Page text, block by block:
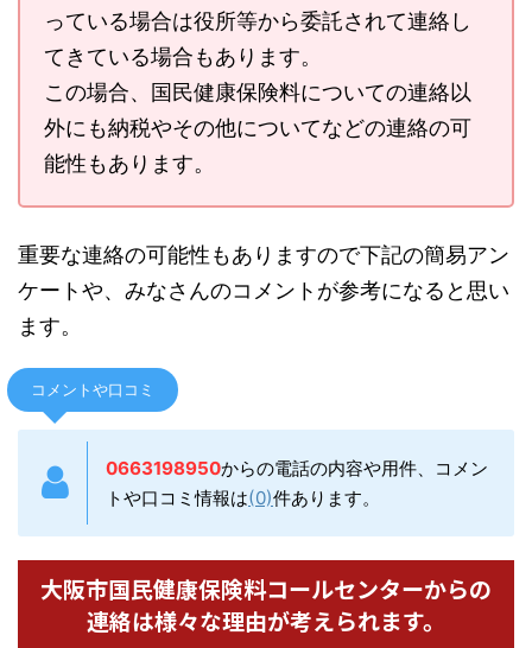
っている場合は役所等から委託されて連絡し
てきている場合もあります。
この場合、国民健康保険料についての連絡以
外にも納税やその他についてなどの連絡の可
能性もあります。
重要な連絡の可能性もありますので下記の簡易アン
ケートや、みなさんのコメントが参考になると思い
ます。
コメントや口コミ
0663198950からの電話の内容や用件、コメン
トや口コミ情報は(0)件あります。
大阪市国民健康保険料コールセンターからの
連絡は様々な理由が考えられます。